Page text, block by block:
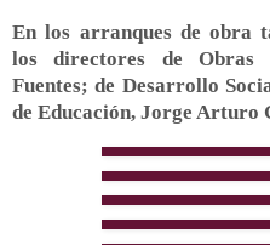
En los arranques de obra
los directores de Obras
Fuentes; de Desarrollo
de Educación, Jorge Arturo